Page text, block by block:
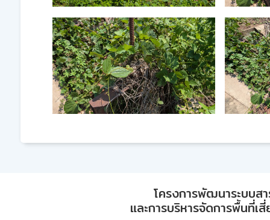
โครงการพัฒนาระบบส
และการบริหารจัดการพื้นที่เ